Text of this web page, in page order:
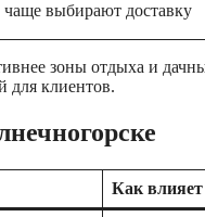
выбирают доставку
зоны отдыха и
для клиентов.
Как влияет